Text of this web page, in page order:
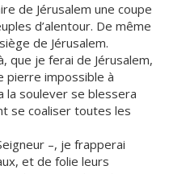
de Jérusalem une coupe
d’alentour. De même
de Jérusalem.
que je ferai de Jérusalem,
pierre impossible à
la soulever se blessera
se coaliser toutes les
–, je frapperai
et de folie leurs